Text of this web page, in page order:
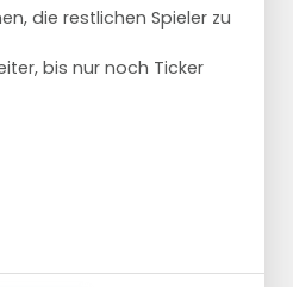
die restlichen Spieler zu
bis nur noch Ticker